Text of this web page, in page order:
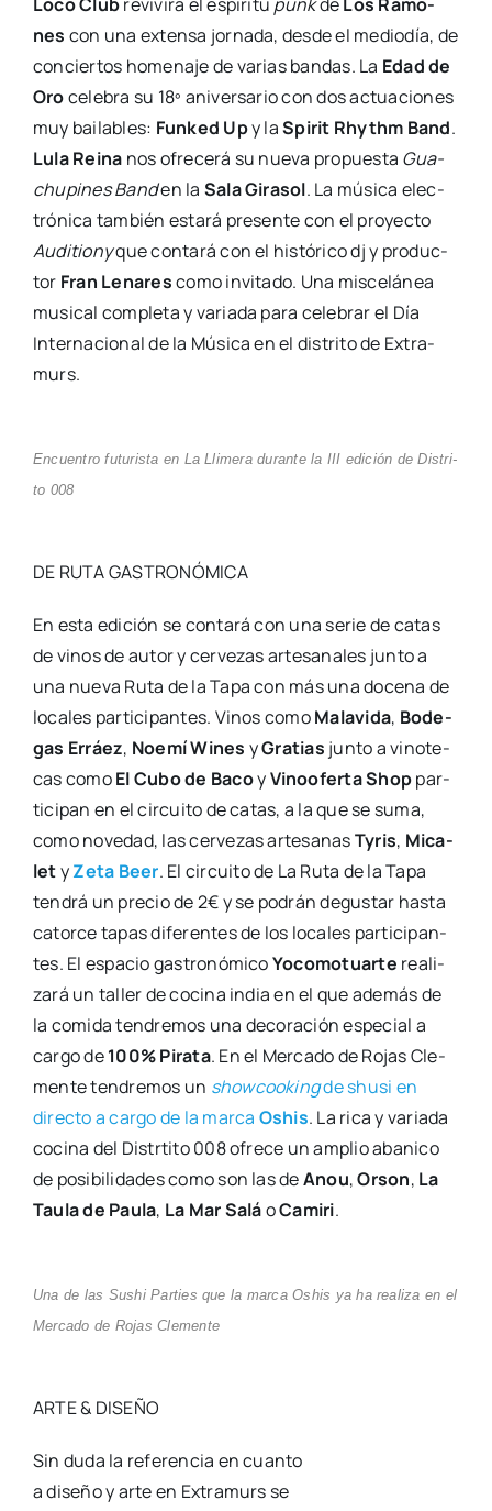
nes con una exten­sa jor­na­da, des­de el medio­día, de
con­cier­tos home­na­je de varias ban­das. La Edad de
Orocele­bra su 18º ani­ver­sa­rio con dos actua­cio­nes
muy bai­la­bles: Fun­ked Upy laSpi­rit Rhythm Band.
Lula Rei­na nos ofre­ce­rá su nue­va pro­pues­ta Gua­
chu­pi­nes Banden la Sala Gira­sol. La músi­ca elec­
tró­ni­ca tam­bién esta­rá pre­sen­te con el pro­yec­to
Audi­tionyque con­ta­rá con el his­tó­ri­co dj y pro­duc­
tor Fran Lena­rescomo invi­ta­do. Una mis­ce­lá­nea
musi­cal com­ple­ta y varia­da para cele­brar el Día
Inter­na­cio­nal de la Músi­ca en el dis­tri­to de Extra­
murs.
Encuen­tro futu­ris­ta en La Lli­me­ra duran­te la III edi­ción de Dis­tri­
to 008
DE RUTA GASTRONÓMICA
En esta edi­ción se con­ta­rá con una serie de catas
de vinos de autor y cer­ve­zas arte­sa­na­les jun­to a
una nue­va Ruta de la Tapa con más una doce­na de
loca­les par­ti­ci­pan­tes. Vinos comoMala­vi­da, Bode­
gas Erráez, Noe­mí Wines yGra­tias jun­to a vino­te­
cas comoEl Cubo de BacoyVinoo­fer­ta Shoppar­
ti­ci­pan en el cir­cui­to de catas, a la que se suma,
como nove­dad, las cer­ve­zas arte­sa­nasTyris, Mica­
letyZeta Beer. El cir­cui­to de La Ruta de la Tapa
ten­drá un pre­cio de 2€ y se podrán degus­tar has­ta
cator­ce tapas dife­ren­tes de los loca­les par­ti­ci­pan­
tes. El espa­cio gas­tro­nó­mi­coYoco­mo­tuar­te rea­li­
za­rá un taller de coci­na india en el que ade­más de
la comi­da ten­dre­mos una deco­ra­ción espe­cial a
car­go de100% Pira­ta. En el Mer­ca­do de Rojas Cle­
men­te ten­dre­mos un show­coo­kingde shu­si en
direc­to a car­go de la mar­ca Oshis. La rica y varia­da
coci­na del Distrti­to 008 ofre­ce un amplio aba­ni­co
de posi­bi­li­da­des como son las deAnou,Orson, La
Tau­la de Pau­la, La Mar SaláoCami­ri.
Una de las Sushi Par­ties que la mar­ca Oshis ya ha rea­li­za en el
Mer­ca­do de Rojas Cle­men­te
ARTE & DISEÑO
Sin duda la refe­ren­cia en cuan­to
a dise­ño y arte en Extra­murs se